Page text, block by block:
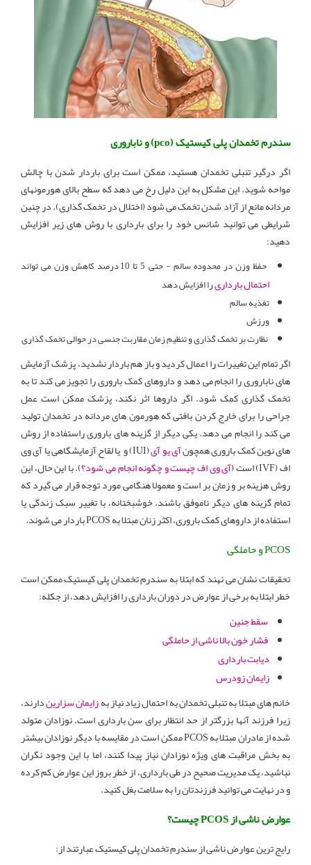
سندرم تخمدان پلی کیستیک (pco) و ناباروری
اگر درگیر تنبلی تخمدان هستید، ممکن است برای باردار شدن با چالش
مواحه شوید. این مشکل به این دلیل رخ می دهد که سطح بالای هورمونهای
مردانه مانع از آزاد شدن تخمک می شود (اختلال در تخمک گذاری). در چنین
شرایطی می توانید شانس خود را برای بارداری با روش های زیر افزایش
دهید:
حفظ وزن در محدوده سالم - حتی 5 تا 10 درصد کاهش وزن می تواند
احتمال بارداریرا افزایش دهد
تغذیه سالم
ورزش
نظارت بر تخمک گذاری و تنظیم زمان مقاربت جنسی در حوالی تخمک گذاری
اگر تمام این تغییرات را اعمال کردید و باز هم باردار نشدید، پزشک آزمایش
های ناباروری را انجام می دهد و داروهای کمک باروری را تجویز می کند تا به
تخمک گذاری کمک شود. اگر داروها اثر نکند، پزشک ممکن است عمل
جراحی را برای خارج کردن بافتی که هورمون های مردانه در تخمدان تولید
می کند را انجام می دهد. یکی دیگر از گزینه های باروری راستفاده از روش
های نوین کمک باروری همچونآی یو آی
(IUI) و یا لقاح آزمایشگاهی یا آی وی
اف (IVF) است (
آی وی اف چیست و چگونه انجام می شود؟). با این حال، این
روش هزینه بر و زمان بر است و معمولا هنگامی مورد توجه قرار می گیرد که
تمام گزینه های دیگر ناموفق باشند. خوشبختانه، با تغییر سبک زندگی یا
استفاده از داروهای کمک باروری، اکثر زنان مبتلا به PCOS باردار می شوند.
PCOS و حاملگی
تحقیقات نشان می ئهند که ابتلا به سندرم تخمدان پلی کیستیک ممکن است
خطر ابتلا به برخی از عوارض در دوران بارداری را افزایش دهد، از جکله:
سقط جنین
فشار خون بالا ناشی از حاملگی
دیابت بارداری
زایمان زودرس
خانم های مبتلا به تنبلی تخمدان به احتمال زیاد نیاز بهزایمان سزاریندارند،
زیرا فرزند آنها بزرگتر از حد انتظار برای سن بارداری است. نوزادان متولد
شده از مادران مبتلا به PCOS ممکن است در مقایسه با دیگر نوزادان بیشتر
به بخش مراقبت های ویژه نوزادان نیاز پیدا کنند، اما با این وجود نگران
نباشید، یک مدیریت صحیح در طی بارداری، از خطر بروز این عوارض کم کرده
و در نهایت می توانید فرزندتان را به سلامت بغل کنید.
عوارض ناشی از PCOS چیست؟
رایج ترین عوارض ناشی از سندرم تخمدان پلی کیستیک عبارتند از: